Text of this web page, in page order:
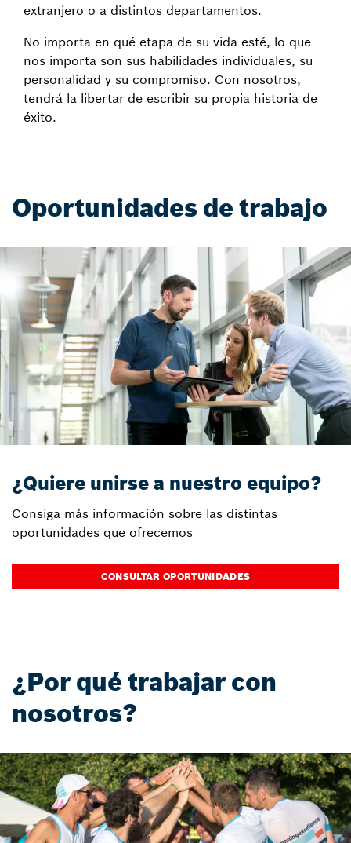
extranjero o a distintos departamentos.
No importa en qué etapa de su vida esté, lo que
nos importa son sus habilidades individuales, su
personalidad y su compromiso. Con nosotros,
tendrá la libertar de escribir su propia historia de
éxito.
Oportunidades de trabajo
¿Quiere unirse a nuestro equipo?
Consiga más información sobre las distintas
oportunidades que ofrecemos
CONSULTAR OPORTUNIDADES
¿Por qué trabajar con
nosotros?